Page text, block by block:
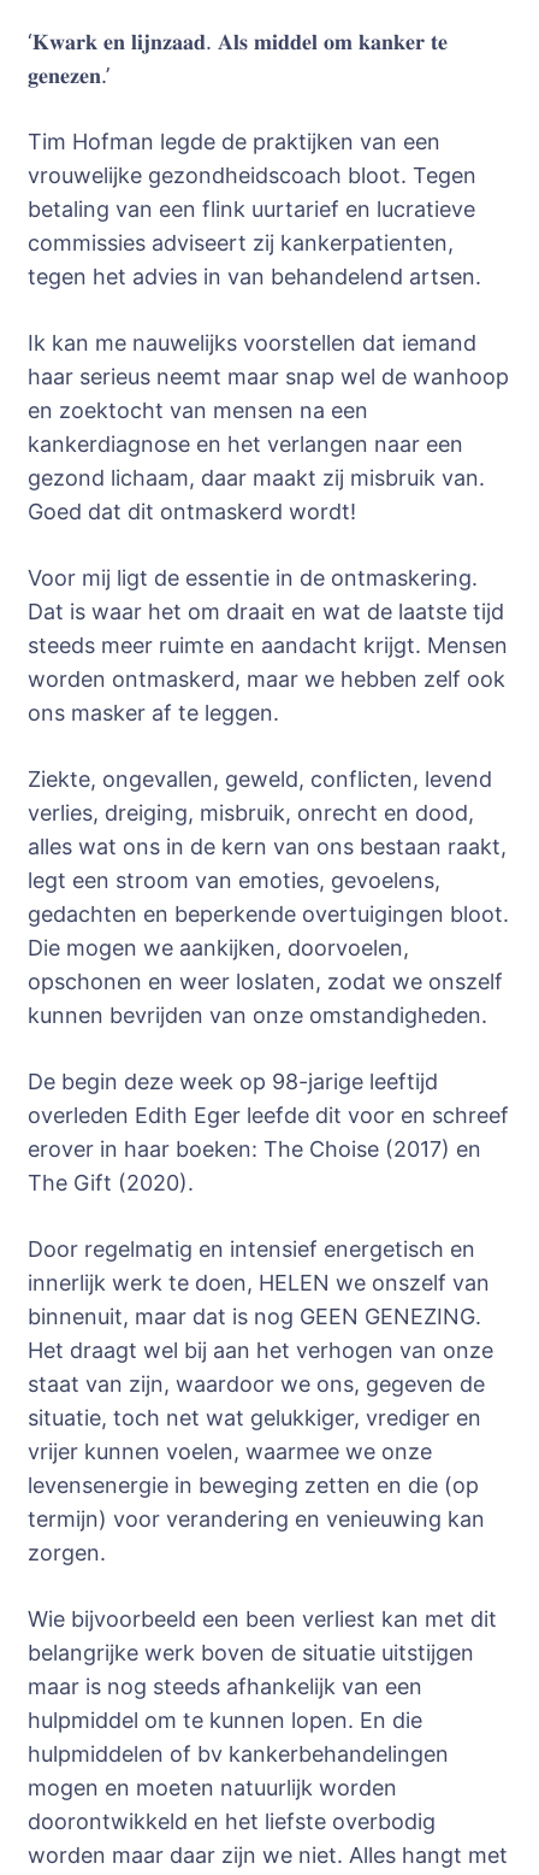
‘𝐊𝐰𝐚𝐫𝐤 𝐞𝐧 𝐥𝐢𝐣𝐧𝐳𝐚𝐚𝐝. 𝐀𝐥𝐬 𝐦𝐢𝐝𝐝𝐞𝐥 𝐨𝐦 𝐤𝐚𝐧𝐤𝐞𝐫 𝐭𝐞
𝐠𝐞𝐧𝐞𝐳𝐞𝐧.’
Tim Hofman legde de praktijken van een
vrouwelijke gezondheidscoach bloot. Tegen
betaling van een flink uurtarief en lucratieve
commissies adviseert zij kankerpatienten,
tegen het advies in van behandelend artsen.
Ik kan me nauwelijks voorstellen dat iemand
haar serieus neemt maar snap wel de wanhoop
en zoektocht van mensen na een
kankerdiagnose en het verlangen naar een
gezond lichaam, daar maakt zij misbruik van.
Goed dat dit ontmaskerd wordt!
Voor mij ligt de essentie in de ontmaskering.
Dat is waar het om draait en wat de laatste tijd
steeds meer ruimte en aandacht krijgt. Mensen
worden ontmaskerd, maar we hebben zelf ook
ons masker af te leggen.
Ziekte, ongevallen, geweld, conflicten, levend
verlies, dreiging, misbruik, onrecht en dood,
alles wat ons in de kern van ons bestaan raakt,
legt een stroom van emoties, gevoelens,
gedachten en beperkende overtuigingen bloot.
Die mogen we aankijken, doorvoelen,
opschonen en weer loslaten, zodat we onszelf
kunnen bevrijden van onze omstandigheden.
De begin deze week op 98-jarige leeftijd
overleden Edith Eger leefde dit voor en schreef
erover in haar boeken: The Choise (2017) en
The Gift (2020).
Door regelmatig en intensief energetisch en
innerlijk werk te doen, HELEN we onszelf van
binnenuit, maar dat is nog GEEN GENEZING.
Het draagt wel bij aan het verhogen van onze
staat van zijn, waardoor we ons, gegeven de
situatie, toch net wat gelukkiger, vrediger en
vrijer kunnen voelen, waarmee we onze
levensenergie in beweging zetten en die (op
termijn) voor verandering en venieuwing kan
zorgen.
Wie bijvoorbeeld een been verliest kan met dit
belangrijke werk boven de situatie uitstijgen
maar is nog steeds afhankelijk van een
hulpmiddel om te kunnen lopen. En die
hulpmiddelen of bv kankerbehandelingen
mogen en moeten natuurlijk worden
doorontwikkeld en het liefste overbodig
worden maar daar zijn we niet. Alles hangt met